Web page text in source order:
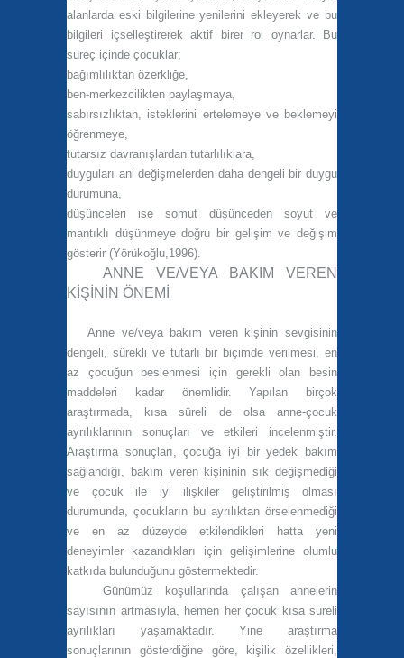
alanlarda eski bilgilerine yenilerini ekleyerek ve bu
bilgileri içselleştirerek aktif birer rol oynarlar. Bu
süreç içinde çocuklar;
bağımlılıktan özerkliğe,
ben-merkezcilikten paylaşmaya,
sabırsızlıktan, isteklerini ertelemeye ve beklemeyi
öğrenmeye,
tutarsız davranışlardan tutarlılıklara,
duyguları ani değişmelerden daha dengeli bir duygu
durumuna,
düşünceleri ise somut düşünceden soyut ve
mantıklı düşünmeye doğru bir gelişim ve değişim
gösterir (Yörükoğlu,1996).
ANNE VE/VEYA BAKIM VEREN
KİŞİNİN ÖNEMİ
Anne ve/veya bakım veren kişinin sevgisinin
dengeli, sürekli ve tutarlı bir biçimde verilmesi, en
az çocuğun beslenmesi için gerekli olan besin
maddeleri kadar önemlidir. Yapılan birçok
araştırmada, kısa süreli de olsa anne-çocuk
ayrılıklarının sonuçları ve etkileri incelenmiştir.
Araştırma sonuçları, çocuğa iyi bir yedek bakım
sağlandığı, bakım veren kişininin sık değişmediği
ve çocuk ile iyi ilişkiler geliştirilmiş olması
durumunda, çocukların bu ayrılıktan örselenmediği
ve en az düzeyde etkilendikleri hatta yeni
deneyimler kazandıkları için gelişimlerine olumlu
katkıda bulunduğunu göstermektedir.
Günümüz koşullarında çalışan annelerin
sayısının artmasıyla, hemen her çocuk kısa süreli
ayrılıkları yaşamaktadır. Yine araştırma
sonuçlarının gösterdiğine göre, kişilik özellikleri,